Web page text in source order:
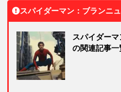
スパイダーマン：ブランニュ
スパイダー
の関連記事一